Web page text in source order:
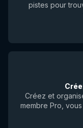
pistes pour
Créez et
membre Pro,